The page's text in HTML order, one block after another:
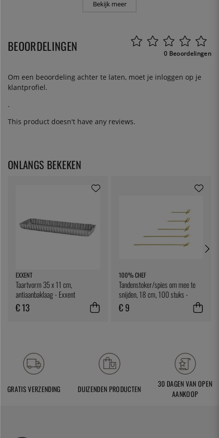
Bekijk meer
BEOORDELINGEN 0 Beoordelingen
Om een beoordeling achter te laten, moet je inloggen op je
klantprofiel.
.
This product doesn't have any reviews.
ONLANGS BEKEKEN
EXXENT
Taartvorm 35 x 11 cm,
antiaanbaklaag - Exxent
€ 13
100% CHEF
Tandenstoker/spies om mee te
snijden, 18 cm, 100 stuks -
100% Chef
€ 9
GRATIS VERZENDING DUIZENDEN PRODUCTEN
30 DAGEN VAN OPEN
AANKOOP